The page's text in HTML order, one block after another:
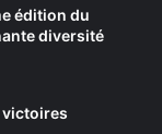
édition du
diversité
victoires